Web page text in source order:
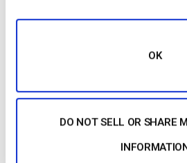
OK
DO NOT SELL OR SHARE
Sicurezza
Accesso API per la
Questi sono solo alcuni degli
hosting video può fornirvi per creare